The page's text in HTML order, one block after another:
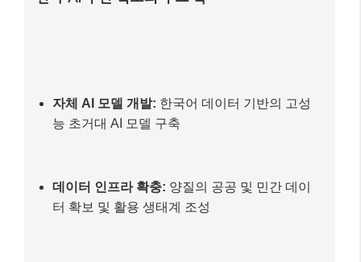
자체 AI 모델 개발: 한국어 데이터 기반의 고성
능 초거대 AI 모델 구축
데이터 인프라 확충: 양질의 공공 및 민간 데이
터 확보 및 활용 생태계 조성